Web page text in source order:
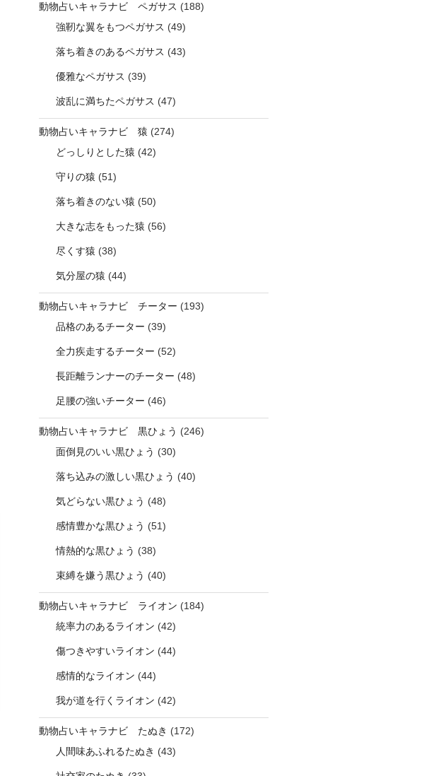
動物占いキャラナビ ペガサス (188)
強靭な翼をもつペガサス (49)
落ち着きのあるペガサス (43)
優雅なペガサス (39)
波乱に満ちたペガサス (47)
動物占いキャラナビ 猿 (274)
どっしりとした猿 (42)
守りの猿 (51)
落ち着きのない猿 (50)
大きな志をもった猿 (56)
尽くす猿 (38)
気分屋の猿 (44)
動物占いキャラナビ チーター (193)
品格のあるチーター (39)
全力疾走するチーター (52)
長距離ランナーのチーター (48)
足腰の強いチーター (46)
動物占いキャラナビ 黒ひょう (246)
面倒見のいい黒ひょう (30)
落ち込みの激しい黒ひょう (40)
気どらない黒ひょう (48)
感情豊かな黒ひょう (51)
情熱的な黒ひょう (38)
束縛を嫌う黒ひょう (40)
動物占いキャラナビ ライオン (184)
統率力のあるライオン (42)
傷つきやすいライオン (44)
感情的なライオン (44)
我が道を行くライオン (42)
動物占いキャラナビ たぬき (172)
人間味あふれるたぬき (43)